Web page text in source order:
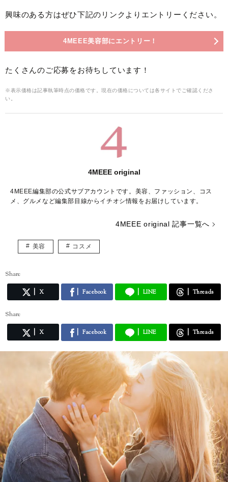
興味のある方はぜひ下記のリンクよりエントリーください。
4MEEE美容部にエントリー！
たくさんのご応募をお待ちしています！
※表示価格は記事執筆時点の価格です。現在の価格については各サイトでご確認くださ
い。
4MEEE original
4MEEE編集部の公式サブアカウントです。美容、ファッション、コス
メ、グルメなど編集部目線からイチオシ情報をお届けしています。
4MEEE original 記事一覧へ
美容 コスメ
Share
X Facebook LINE Threads
Share
X Facebook LINE Threads